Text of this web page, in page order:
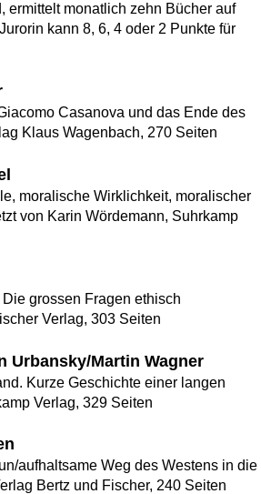
ermittelt monatlich zehn Bücher auf
kann 8, 6, 4 oder 2 Punkte für
Casanova und das Ende des
Klaus Wagenbach, 270 Seiten
moralische Wirklichkeit, moralischer
von Karin Wördemann, Suhrkamp
grossen Fragen ethisch
Verlag, 303 Seiten
Urbansky/Martin Wagner
Kurze Geschichte einer langen
Verlag, 329 Seiten
aufhaltsame Weg des Westens in die
Bertz und Fischer, 240 Seiten